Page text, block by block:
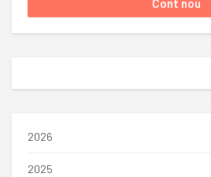
2026
2025